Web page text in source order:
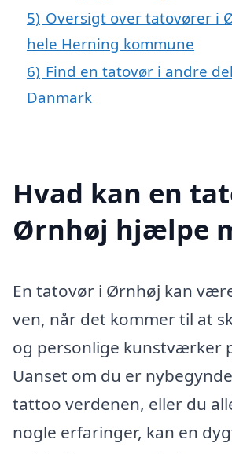
5) Oversigt over tatovører i
hele Herning kommune
6) Find en tatovør i andre
Danmark
Hvad kan en
Ørnhøj hjælpe
En tatovør i Ørnhøj kan
ven, når det kommer til at
og personlige kunstværker
Uanset om du er
tattoo verdenen, eller du
nogle erfaringer, kan en